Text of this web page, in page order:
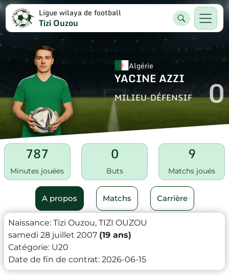
Ligue wilaya de football
Tizi Ouzou
Algérie
YACINE AZZI
MILIEU-DÉFENSIF 0
787
Minutes jouées
0
Buts
9
Matchs joués
A propos Matchs Carrière
Naissance: Tizi Ouzou, TIZI OUZOU
samedi 28 juillet 2007 (19 ans)
Catégorie: U20
Date de fin de contrat: 2026-06-15